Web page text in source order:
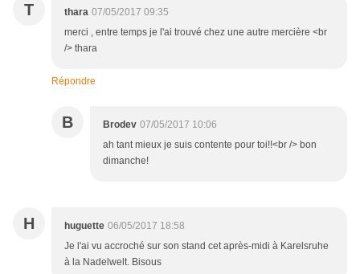
T thara 07/05/2017 09:35
merci , entre temps je l'ai trouvé chez une autre mercière <br
/> thara
Répondre
B Brodev 07/05/2017 10:06
ah tant mieux je suis contente pour toi!!<br /> bon
dimanche!
H huguette 06/05/2017 18:58
Je l'ai vu accroché sur son stand cet après-midi à Karelsruhe
à la Nadelwelt. Bisous